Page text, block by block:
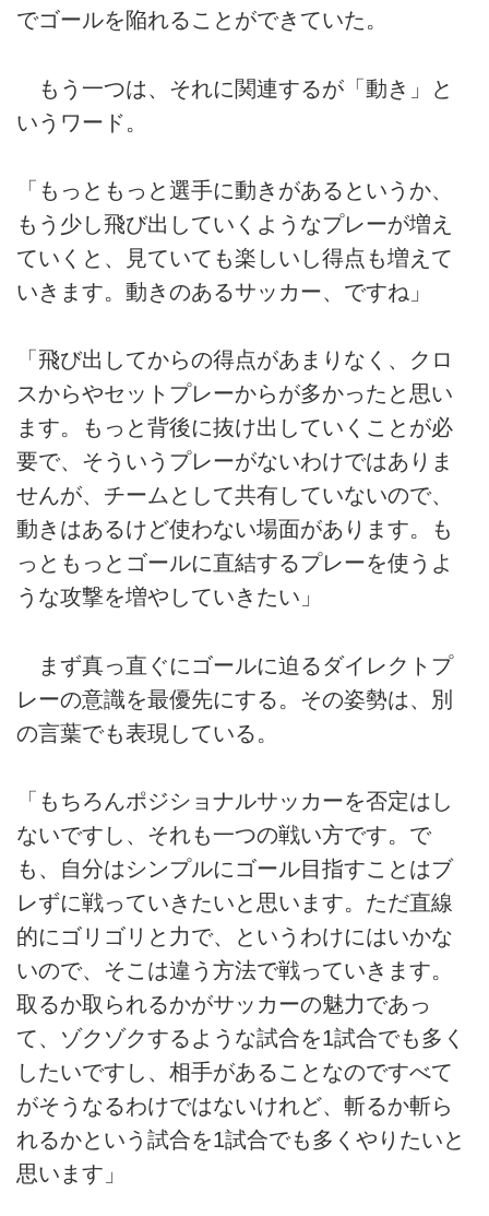
でゴールを陥れることができていた。
もう一つは、それに関連するが「動き」と
いうワード。
「もっともっと選手に動きがあるというか、
もう少し飛び出していくようなプレーが増え
ていくと、見ていても楽しいし得点も増えて
いきます。動きのあるサッカー、ですね」
「飛び出してからの得点があまりなく、クロ
スからやセットプレーからが多かったと思い
ます。もっと背後に抜け出していくことが必
要で、そういうプレーがないわけではありま
せんが、チームとして共有していないので、
動きはあるけど使わない場面があります。も
っともっとゴールに直結するプレーを使うよ
うな攻撃を増やしていきたい」
まず真っ直ぐにゴールに迫るダイレクトプ
レーの意識を最優先にする。その姿勢は、別
の言葉でも表現している。
「もちろんポジショナルサッカーを否定はし
ないですし、それも一つの戦い方です。で
も、自分はシンプルにゴール目指すことはブ
レずに戦っていきたいと思います。ただ直線
的にゴリゴリと力で、というわけにはいかな
いので、そこは違う方法で戦っていきます。
取るか取られるかがサッカーの魅力であっ
て、ゾクゾクするような試合を1試合でも多く
したいですし、相手があることなのですべて
がそうなるわけではないけれど、斬るか斬ら
れるかという試合を1試合でも多くやりたいと
思います」